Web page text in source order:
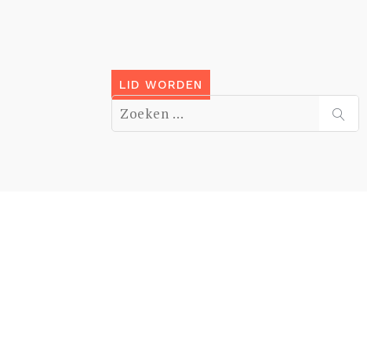
LID WORDEN
Zoek
naar: